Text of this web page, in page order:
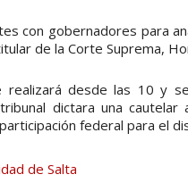
con gobernadores para
de la Corte Suprema,
realizará desde las 10 y
dictara una
federal para el